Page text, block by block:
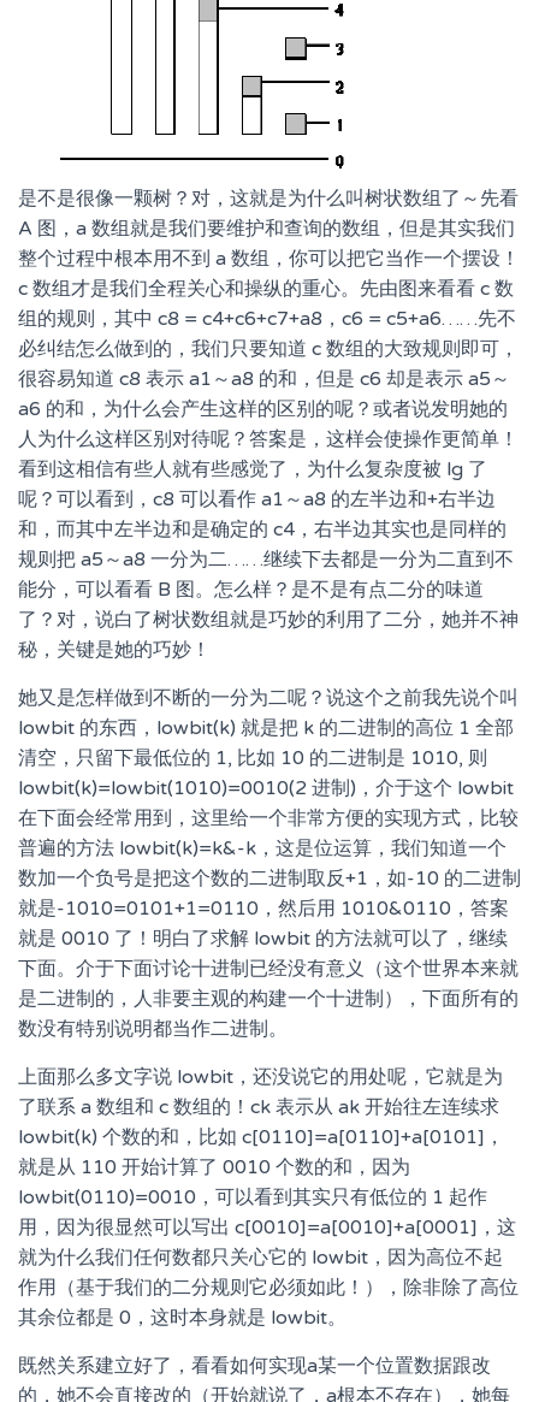
是不是很像一颗树？对，这就是为什么叫树状数组了～先看
A 图，a 数组就是我们要维护和查询的数组，但是其实我们
整个过程中根本用不到 a 数组，你可以把它当作一个摆设！
c 数组才是我们全程关心和操纵的重心。先由图来看看 c 数
组的规则，其中 c8 = c4+c6+c7+a8，c6 = c5+a6……先不
必纠结怎么做到的，我们只要知道 c 数组的大致规则即可，
很容易知道 c8 表示 a1～a8 的和，但是 c6 却是表示 a5～
a6 的和，为什么会产生这样的区别的呢？或者说发明她的
人为什么这样区别对待呢？答案是，这样会使操作更简单！
看到这相信有些人就有些感觉了，为什么复杂度被 lg 了
呢？可以看到，c8 可以看作 a1～a8 的左半边和+右半边
和，而其中左半边和是确定的 c4，右半边其实也是同样的
规则把 a5～a8 一分为二……继续下去都是一分为二直到不
能分，可以看看 B 图。怎么样？是不是有点二分的味道
了？对，说白了树状数组就是巧妙的利用了二分，她并不神
秘，关键是她的巧妙！
她又是怎样做到不断的一分为二呢？说这个之前我先说个叫
lowbit 的东西，lowbit(k) 就是把 k 的二进制的高位 1 全部
清空，只留下最低位的 1, 比如 10 的二进制是 1010, 则
lowbit(k)=lowbit(1010)=0010(2 进制)，介于这个 lowbit
在下面会经常用到，这里给一个非常方便的实现方式，比较
普遍的方法 lowbit(k)=k&-k，这是位运算，我们知道一个
数加一个负号是把这个数的二进制取反+1，如-10 的二进制
就是-1010=0101+1=0110，然后用 1010&0110，答案
就是 0010 了！明白了求解 lowbit 的方法就可以了，继续
下面。介于下面讨论十进制已经没有意义（这个世界本来就
是二进制的，人非要主观的构建一个十进制），下面所有的
数没有特别说明都当作二进制。
上面那么多文字说 lowbit，还没说它的用处呢，它就是为
了联系 a 数组和 c 数组的！ck 表示从 ak 开始往左连续求
lowbit(k) 个数的和，比如 c[0110]=a[0110]+a[0101]，
就是从 110 开始计算了 0010 个数的和，因为
lowbit(0110)=0010，可以看到其实只有低位的 1 起作
用，因为很显然可以写出 c[0010]=a[0010]+a[0001]，这
就为什么我们任何数都只关心它的 lowbit，因为高位不起
作用（基于我们的二分规则它必须如此！），除非除了高位
其余位都是 0，这时本身就是 lowbit。
既然关系建立好了，看看如何实现a某一个位置数据跟改
的，她不会直接改的（开始就说了，a根本不存在），她每